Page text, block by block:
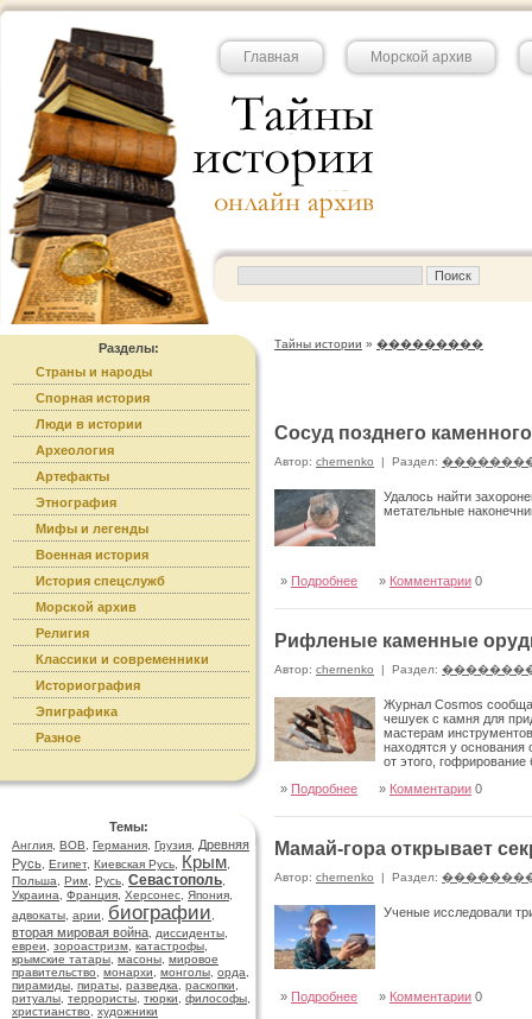
Главная Морской архив
Разделы:
Страны и народы
Спорная история
Люди в истории
Археология
Артефакты
Этнография
Мифы и легенды
Военная история
История спецслужб
Морской архив
Религия
Классики и современники
Историография
Эпиграфика
Разное
Темы:
Англия ВОВ Германия Грузия
Древняя
Русь Египет, Киевская Русь Крым
Польша
Рим Русь Севастополь
Украина
Франция Херсонес Япония
адвокаты арии биографии
вторая мировая война диссиденты
евреи
зороастризм катастрофы
крымские татары масоны мировое
правительство
монархи монголы орда
пирамиды пираты разведка раскопки
ритуалы террористы тюрки философы
христианство
художники
Тайны истории » ���������
Сосуд позднего
Автор: chernenko | Раздел:
Удалось найти
метательные
» Подробнее » Комментарии 0
Рифленые каменные
Автор: chernenko | Раздел:
Журнал Cosmos
чешуек с камня для
мастерам
находятся у основания
от этого,
» Подробнее » Комментарии 0
Мамай-гора открывает
Автор: chernenko | Раздел:
Ученые исследовали
» Подробнее » Комментарии 0